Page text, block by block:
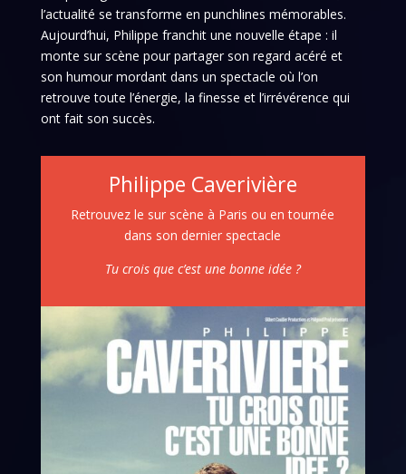
l’actualité se transforme en punchlines mémorables.
Aujourd’hui, Philippe franchit une nouvelle étape : il
monte sur scène pour partager son regard acéré et
son humour mordant dans un spectacle où l’on
retrouve toute l’énergie, la finesse et l’irrévérence qui
ont fait son succès.
Philippe Caverivière
Retrouvez le sur scène à Paris ou en tournée
dans son dernier spectacle
Tu crois que c’est une bonne idée ?